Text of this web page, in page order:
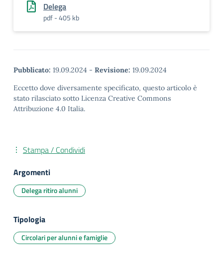
Delega
pdf - 405 kb
Pubblicato: 19.09.2024 - Revisione: 19.09.2024
Eccetto dove diversamente specificato, questo articolo è
stato rilasciato sotto Licenza Creative Commons
Attribuzione 4.0 Italia.
Stampa / Condividi
Argomenti
Delega ritiro alunni
Tipologia
Circolari per alunni e famiglie